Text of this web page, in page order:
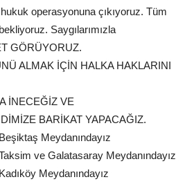
operasyonuna çıkıyoruz. Tüm
Saygılarımızla
GÖRÜYORUZ.
ALMAK İÇİN HALKA HAKLARINI
İNECEĞİZ VE
BARİKAT YAPACAĞIZ.
Meydanındayız
ve Galatasaray Meydanındayız
Meydanındayız